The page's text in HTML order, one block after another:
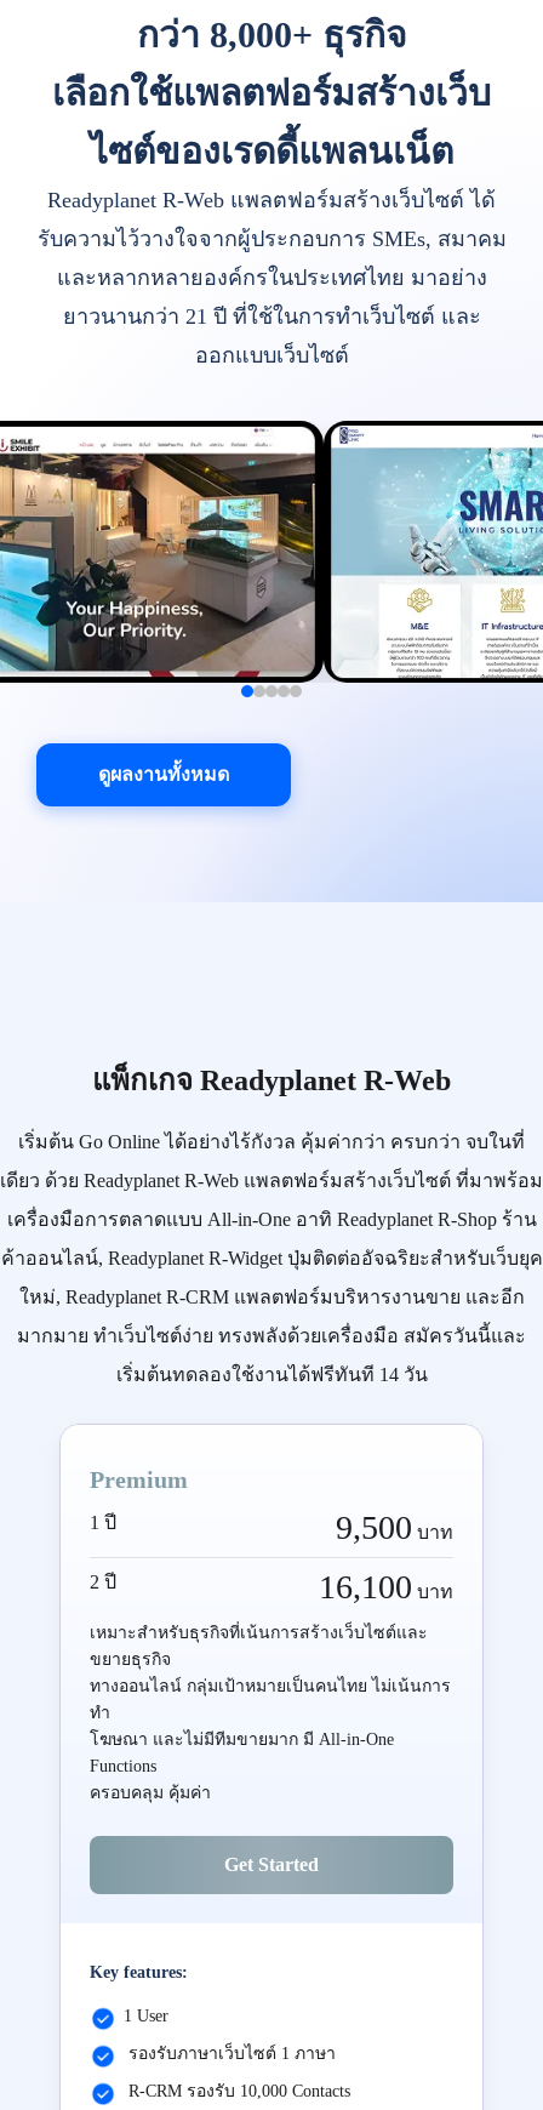
กว่า 8,000+ ธุรกิจ
เลือกใช้แพลตฟอร์มสร้างเว็บ
ไซต์ของเรดดี้แพลนเน็ต
Readyplanet R-Web แพลตฟอร์มสร้างเว็บไซต์ ได้
รับความไว้วางใจจากผู้ประกอบการ SMEs, สมาคม
และหลากหลายองค์กรในประเทศไทย มาอย่าง
ยาวนานกว่า 21 ปี ที่ใช้ในการทำเว็บไซต์ และ
ออกแบบเว็บไซต์
ดูผลงานทั้งหมด
แพ็กเกจ Readyplanet R-Web
เริ่มต้น Go Onlineได้อย่างไร้กังวล คุ้มค่ากว่า ครบกว่า จบในที่
เดียว ด้วย Readyplanet R-Web แพลตฟอร์มสร้างเว็บไซต์ ที่มาพร้อม
เครื่องมือการตลาดแบบ All-in-Oneอาทิ Readyplanet R-Shopร้าน
ค้าออนไลน์, Readyplanet R-Widgetปุ่มติดต่ออัจฉริยะสำหรับเว็บยุค
ใหม่, Readyplanet R-CRMแพลตฟอร์มบริหารงานขาย และอีก
มากมาย ทำเว็บไซต์ง่าย ทรงพลังด้วยเครื่องมือ สมัครวันนี้และ
เริ่มต้นทดลองใช้งานได้ฟรีทันที 14 วัน
Premium
1 ปี 9,500 บาท
2 ปี 16,100 บาท
เหมาะสำหรับธุรกิจที่เน้นการสร้างเว็บไซต์และ
ขยายธุรกิจ
ทางออนไลน์ กลุ่มเป้าหมายเป็นคนไทย ไม่เน้นการ
ทำ
โฆษณา และไม่มีทีมขายมาก มี All-in-One
Functions
ครอบคลุม คุ้มค่า
Get Started
Key features:
1 User
รองรับภาษาเว็บไซต์ 1 ภาษา
R-CRM รองรับ 10,000 Contacts